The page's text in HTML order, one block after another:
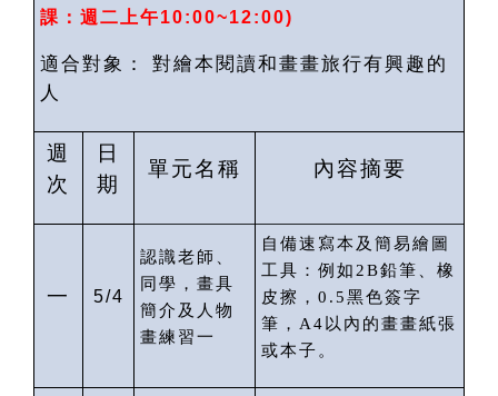
課：週二上午10:00~12:00)
適合對象：
對繪本閱讀和畫畫旅行有興趣的
人
週
次
日
期
單元名稱 內容摘要
一 5/4
認識老師、
同學，畫具
簡介及人物
畫練習一
自備速寫本及簡易繪圖
工具：例如2B鉛筆、橡
皮擦， 0.5黑色簽字
筆， A4以內的畫畫紙張
或本子。